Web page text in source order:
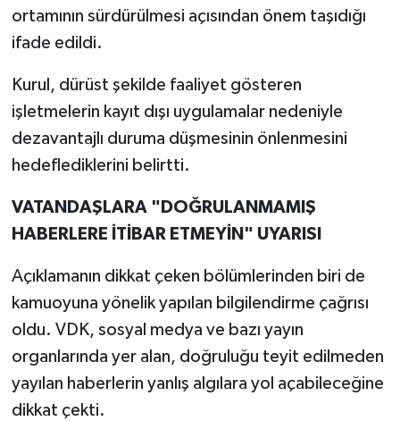
ortamının sürdürülmesi açısından önem taşıdığı
ifade edildi.
Kurul, dürüst şekilde faaliyet gösteren
işletmelerin kayıt dışı uygulamalar nedeniyle
dezavantajlı duruma düşmesinin önlenmesini
hedeflediklerini belirtti.
VATANDAŞLARA "DOĞRULANMAMIŞ
HABERLERE İTİBAR ETMEYİN" UYARISI
Açıklamanın dikkat çeken bölümlerinden biri de
kamuoyuna yönelik yapılan bilgilendirme çağrısı
oldu. VDK, sosyal medya ve bazı yayın
organlarında yer alan, doğruluğu teyit edilmeden
yayılan haberlerin yanlış algılara yol açabileceğine
dikkat çekti.